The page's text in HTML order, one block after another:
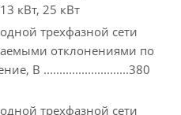
кВт, 25 кВт
трехфазной сети
отклонениями по
В ...........................380
трехфазной сети